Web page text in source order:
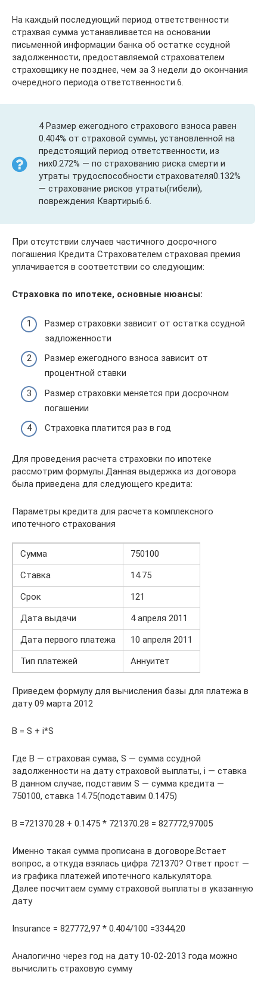
На каждый последующий период ответственности
страхвая сумма устанавливается на основании
письменной информации банка об остатке ссудной
задолженности, предоставляемой страхователем
страховщику не позднее, чем за 3 недели до окончания
очередного периода ответственности.6.
4 Размер ежегодного страхового взноса равен
0.404% от страховой суммы, установленной на
предстоящий период ответственности, из
них0.272% — по страхованию риска смерти и
утраты трудоспособности страхователя0.132%
— страхование рисков утраты(гибели),
повреждения Квартиры6.6.
При отсутствии случаев частичного досрочного
погашения Кредита Страхователем страховая премия
уплачивается в соответствии со следующим:
Страховка по ипотеке, основные нюансы:
Размер страховки зависит от остатка ссудной
задложенности
Размер ежегодного взноса зависит от
процентной ставки
Размер страховки меняется при досрочном
погашении
Страховка платится раз в год
Для проведения расчета страховки по ипотеке
рассмотрим формулы.Данная выдержка из договора
была приведена для следующего кредита:
Параметры кредита для расчета комплексного
ипотечного страхования
Сумма
750100
Ставка
14.75
Срок
121
Дата выдачи
4 апреля 2011
Дата первого платежа
10 апреля 2011
Тип платежей
Аннуитет
Приведем формулу для вычисления базы для платежа в
дату 09 марта 2012
B = S + i*S
Где B — страховая сумаа, S — сумма ссудной
задолженности на дату страховой выплаты, i — ставка
В данном случае, подставим S — сумма кредита —
750100, ставка 14.75(подставим 0.1475)
B =721370.28 + 0.1475 * 721370.28 = 827772,97005
Именно такая сумма прописана в договоре.Встает
вопрос, а откуда взялась цифра 721370? Ответ прост —
из графика платежей ипотечного калькулятора.
Далее посчитаем сумму страховой выплаты в указанную
дату
Insurance = 827772,97 * 0.404/100 =3344,20
Аналогично через год на дату 10-02-2013 года можно
вычислить страховую сумму